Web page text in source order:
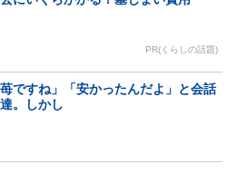
PR(くらしの話題)
苺ですね」「安かったんだよ」と会話
。しかし